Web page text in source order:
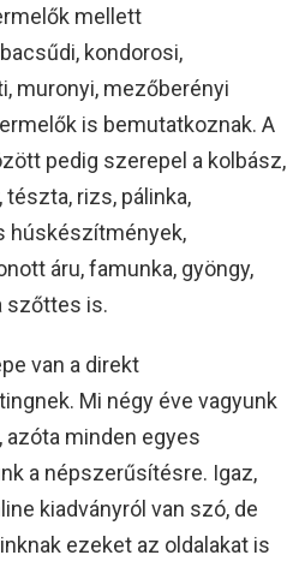
mellett
kondorosi,
muronyi, mezőberényi
is bemutatkoznak. A
pedig szerepel a kolbász,
tészta, rizs, pálinka,
húskészítmények,
áru, famunka, gyöngy,
szőttes is.
van a direkt
Mi négy éve vagyunk
azóta minden egyes
a népszerűsítésre. Igaz,
kiadványról van szó, de
ezeket az oldalakat is